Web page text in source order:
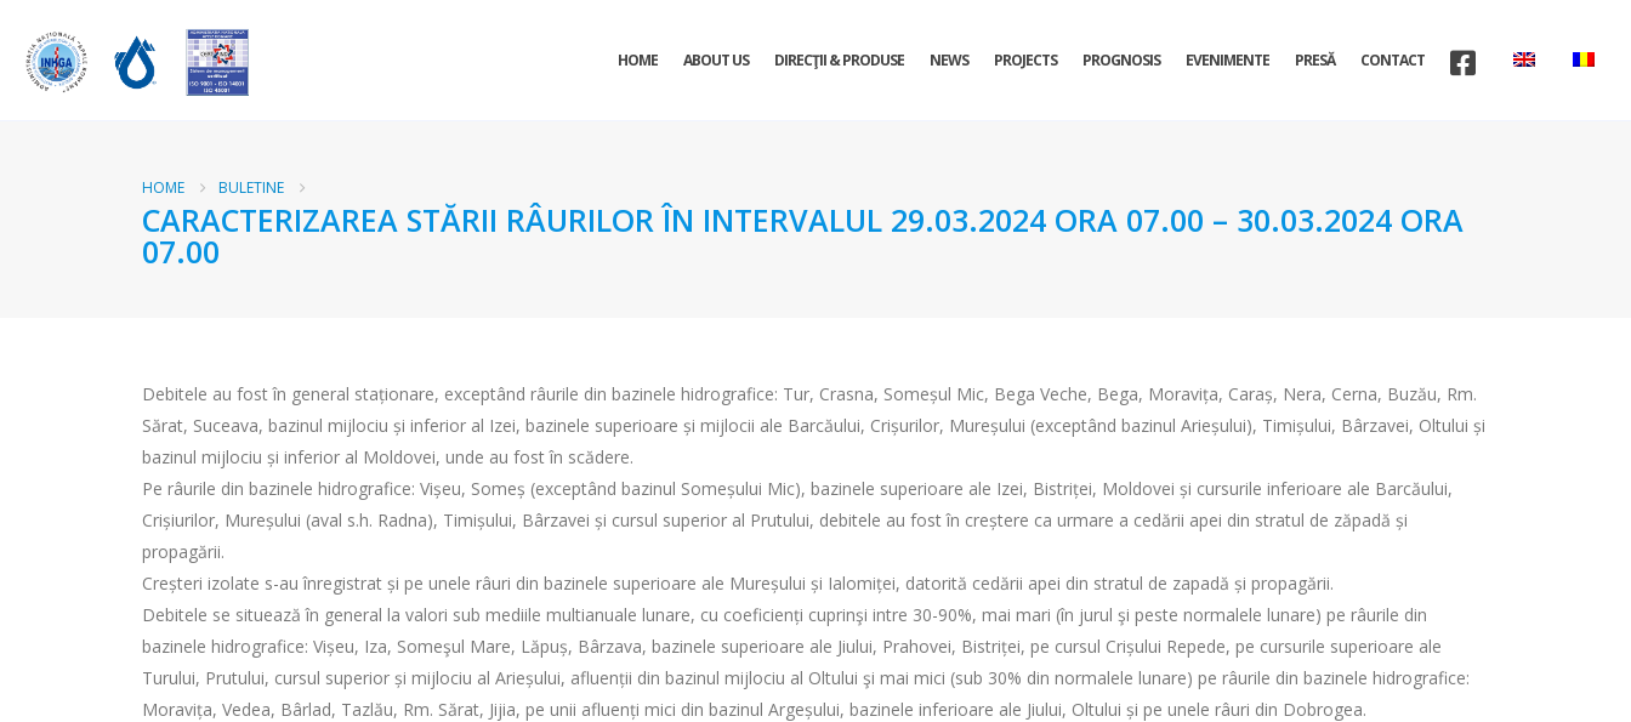
HOME ABOUT US DIRECŢII & PRODUSE NEWS PROJECTS PROGNOSIS EVENIMENTE PRESĂ CONTACT
HOME BULETINE
CARACTERIZAREA STĂRII RÂURILOR ÎN INTERVALUL 29.03.2024 ORA 07.00 – 30.03.2024 ORA
07.00
Debitele au fost în general staționare, exceptând râurile din bazinele hidrografice: Tur, Crasna, Someșul Mic, Bega Veche, Bega, Moravița, Caraș, Nera, Cerna, Buzău, Rm.
Sărat, Suceava, bazinul mijlociu și inferior al Izei, bazinele superioare și mijlocii ale Barcăului, Crișurilor, Mureșului (exceptând bazinul Arieșului), Timișului, Bârzavei, Oltului și
bazinul mijlociu și inferior al Moldovei, unde au fost în scădere.
Pe râurile din bazinele hidrografice: Vișeu, Someș (exceptând bazinul Someșului Mic), bazinele superioare ale Izei, Bistriței, Moldovei și cursurile inferioare ale Barcăului,
Crișiurilor, Mureșului (aval s.h. Radna), Timișului, Bârzavei și cursul superior al Prutului, debitele au fost în creștere ca urmare a cedării apei din stratul de zăpadă și
propagării.
Creșteri izolate s-au înregistrat și pe unele râuri din bazinele superioare ale Mureșului și Ialomiței, datorită cedării apei din stratul de zapadă și propagării.
Debitele se situează în general la valori sub mediile multianuale lunare, cu coeficienți cuprinşi intre 30-90%, mai mari (în jurul şi peste normalele lunare) pe râurile din
bazinele hidrografice: Vișeu, Iza, Someşul Mare, Lăpuș, Bârzava, bazinele superioare ale Jiului, Prahovei, Bistriței, pe cursul Crișului Repede, pe cursurile superioare ale
Turului, Prutului, cursul superior și mijlociu al Arieșului, afluenții din bazinul mijlociu al Oltului şi mai mici (sub 30% din normalele lunare) pe râurile din bazinele hidrografice:
Moravița, Vedea, Bârlad, Tazlău, Rm. Sărat, Jijia, pe unii afluenți mici din bazinul Argeșului, bazinele inferioare ale Jiului, Oltului și pe unele râuri din Dobrogea.